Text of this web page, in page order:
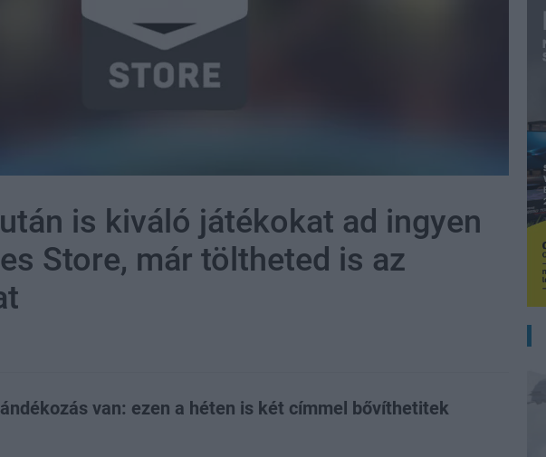
is kiváló játékokat ad ingyen
Store, már töltheted is az
van: ezen a héten is két címmel bővíthetitek